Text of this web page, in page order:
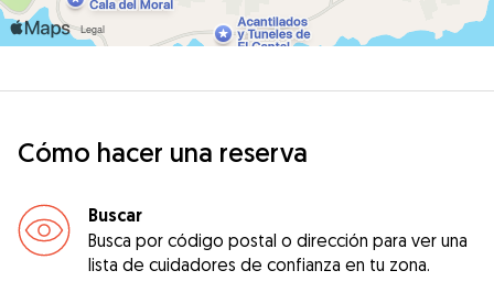
Cómo hacer una reserva
Buscar
Busca por código postal o dirección para ver una
lista de cuidadores de confianza en tu zona.